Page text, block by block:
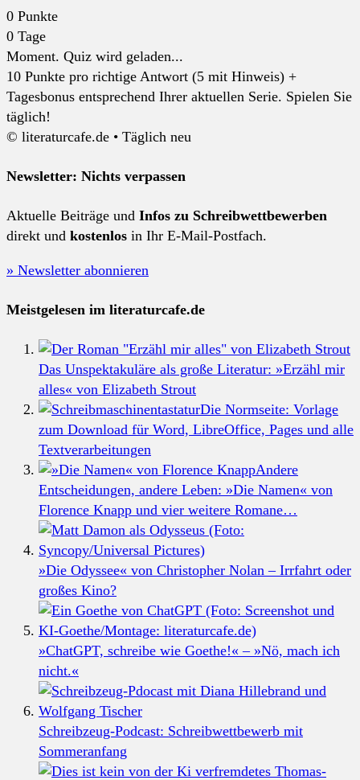
0 Punkte
0 Tage
Moment. Quiz wird geladen...
10 Punkte pro richtige Antwort (5 mit Hinweis) +
Tagesbonus entsprechend Ihrer aktuellen Serie. Spielen Sie
täglich!
© literaturcafe.de • Täglich neu
Newsletter: Nichts verpassen
Aktuelle Beiträge und Infos zu Schreibwettbewerben
direkt und kostenlos in Ihr E-Mail-Postfach.
» Newsletter abonnieren
Meistgelesen im literaturcafe.de
Das Unspektakuläre als große Literatur: »Erzähl mir
alles« von Elizabeth Strout
Die Normseite: Vorlage
zum Download für Word, LibreOffice, Pages und alle
Textverarbeitungen
Andere
Entscheidungen, andere Leben: »Die Namen« von
Florence Knapp und vier weitere Romane…
»Die Odyssee« von Christopher Nolan – Irrfahrt oder
großes Kino?
»ChatGPT, schreibe wie Goethe!« – »Nö, mach ich
nicht.«
Schreibzeug-Podcast: Schreibwettbewerb mit
Sommeranfang